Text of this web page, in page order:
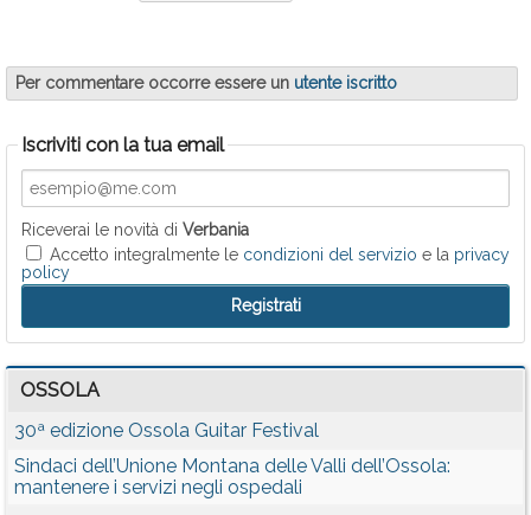
Per commentare occorre essere un utente iscritto
Iscriviti con la tua email
Riceverai le novità di Verbania
Accetto integralmente le condizioni del servizio e la privacy
policy
OSSOLA
30ª edizione Ossola Guitar Festival
Sindaci dell’Unione Montana delle Valli dell’Ossola:
mantenere i servizi negli ospedali